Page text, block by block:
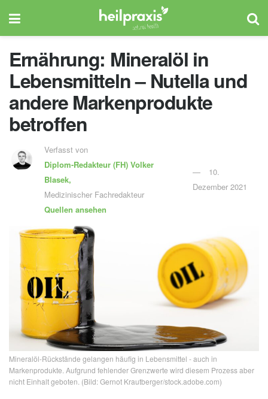
Ernährung: Mineralöl in
Lebensmitteln – Nutella und
andere Markenprodukte
betroffen
Verfasst von
Diplom-Redakteur (FH)Volker
Blasek,
Medizinischer Fachredakteur
Quellen ansehen
10.
Dezember 2021
Mineralöl-Rückstände gelangen häufig in Lebensmittel - auch in
Markenprodukte. Aufgrund fehlender Grenzwerte wird diesem Prozess aber
nicht Einhalt geboten. (Bild: Gernot Krautberger/stock.adobe.com)